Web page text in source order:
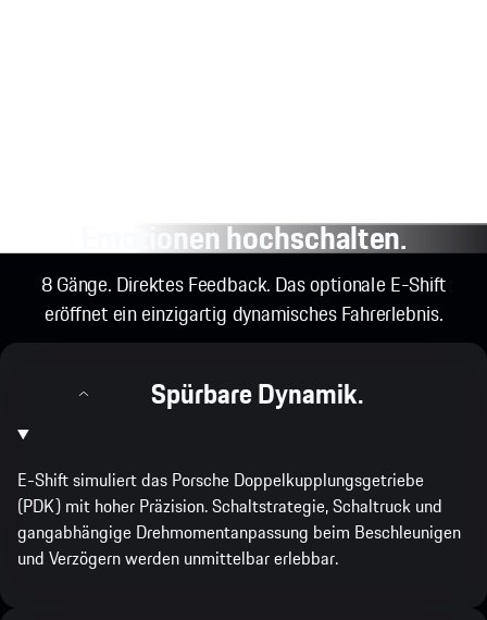
Emotionen hochschalten.
8 Gänge. Direktes Feedback. Das optionale E-Shift
eröffnet ein einzigartig dynamisches Fahrerlebnis.
Spürbare Dynamik.
E-Shift simuliert das Porsche Doppelkupplungsgetriebe
(PDK) mit hoher Präzision. Schaltstrategie, Schaltruck und
gangabhängige Drehmomentanpassung beim Beschleunigen
und Verzögern werden unmittelbar erlebbar.